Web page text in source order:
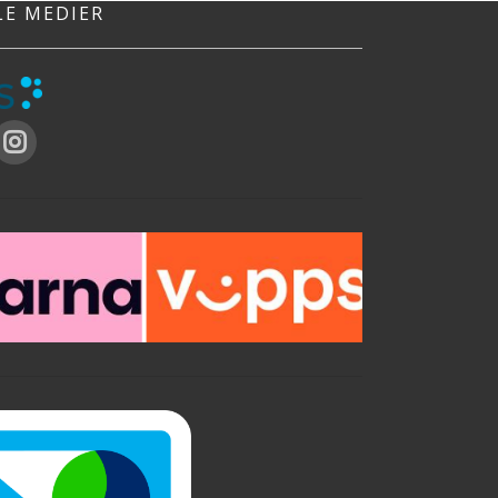
under renovering og byggearbeid. Den har
en L-formet glidelås som gir en praktisk
MEDIER